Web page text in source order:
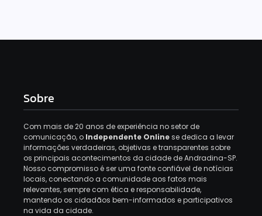
Sobre
Com mais de 20 anos de experiência no setor de
comunicação, o Independente Onlinese dedica a levar
informações verdadeiras, objetivas e transparentes sobre
os principais acontecimentos da cidade de Andradina-SP.
Nosso compromisso é ser uma fonte confiável de notícias
locais, conectando a comunidade aos fatos mais
relevantes, sempre com ética e responsabilidade,
mantendo os cidadãos bem-informados e participativos
na vida da cidade.